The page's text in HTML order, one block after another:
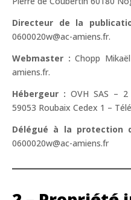
Directeur de la
0600020w@ac-amiens.fr.
Webmaster :Chopp
amiens.fr.
Hébergeur : OVH SAS –
59053 Roubaix Cedex 1 –
Délégué à la protection
0600020w@ac-amiens.fr